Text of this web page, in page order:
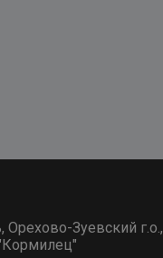
Орехово-Зуевский г.о.,